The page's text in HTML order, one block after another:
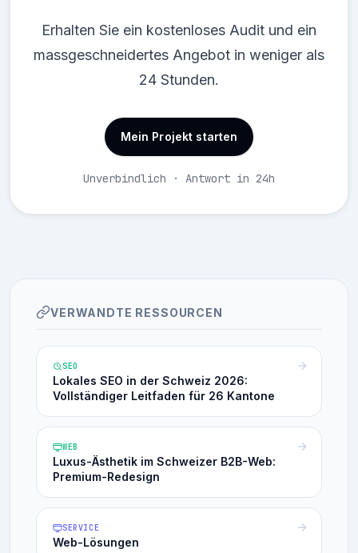
Erhalten Sie ein kostenloses Audit und ein
massgeschneidertes Angebot in weniger als
24 Stunden.
Mein Projekt starten
Unverbindlich · Antwort in 24h
VERWANDTE RESSOURCEN
SEO
Lokales SEO in der Schweiz 2026:
Vollständiger Leitfaden für 26 Kantone
WEB
Luxus-Ästhetik im Schweizer B2B-Web:
Premium-Redesign
SERVICE
Web-Lösungen